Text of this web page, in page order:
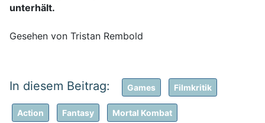
unterhält.
Gesehen von Tristan Rembold
Games Filmkritik
Action Fantasy Mortal Kombat